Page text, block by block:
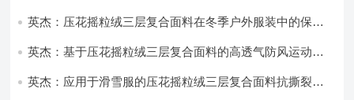
英杰：压花摇粒绒三层复合面料在冬季户外服装中的保暖
英杰：基于压花摇粒绒三层复合面料的高透气防风运动服
英杰：应用于滑雪服的压花摇粒绒三层复合面料抗撕裂与